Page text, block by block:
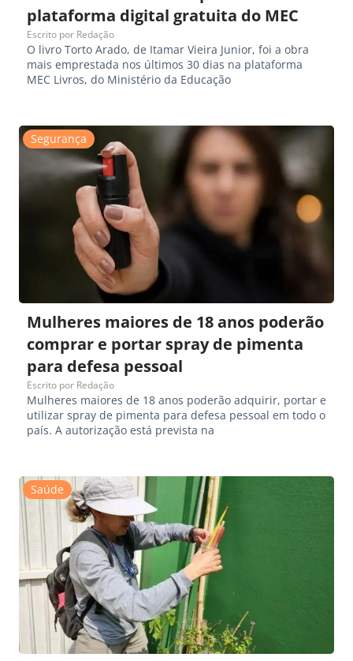
plataforma digital gratuita do MEC
Escrito por Redação
O livro Torto Arado, de Itamar Vieira Junior, foi a obra
mais emprestada nos últimos 30 dias na plataforma
MEC Livros, do Ministério da Educação
Segurança
Mulheres maiores de 18 anos poderão
comprar e portar spray de pimenta
para defesa pessoal
Escrito por Redação
Mulheres maiores de 18 anos poderão adquirir, portar e
utilizar spray de pimenta para defesa pessoal em todo o
país. A autorização está prevista na
Saúde